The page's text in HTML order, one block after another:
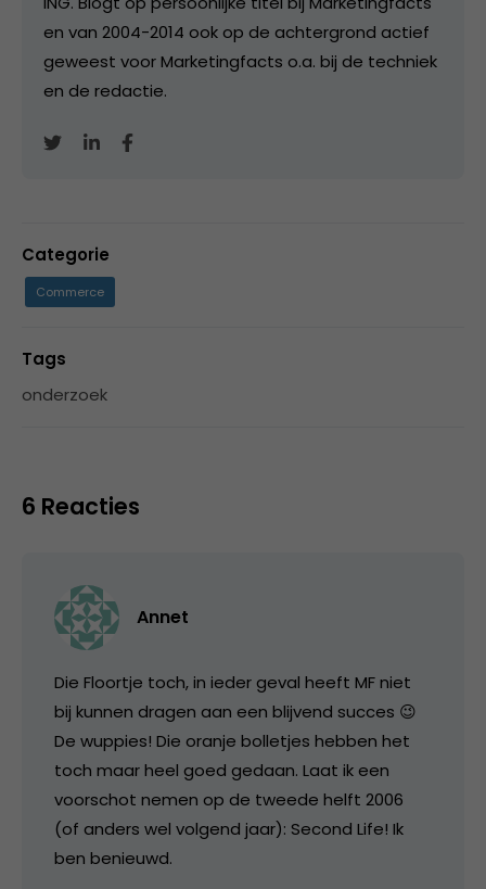
en van 2004-2014 ook op de achtergrond actief
geweest voor Marketingfacts o.a. bij de techniek
en de redactie.
Categorie
Commerce
Tags
onderzoek
6 Reacties
Annet
Die Floortje toch, in ieder geval heeft MF niet
bij kunnen dragen aan een blijvend succes 😉
De wuppies! Die oranje bolletjes hebben het
toch maar heel goed gedaan. Laat ik een
voorschot nemen op de tweede helft 2006
(of anders wel volgend jaar): Second Life! Ik
ben benieuwd.